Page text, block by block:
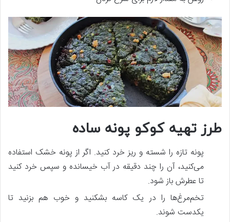
طرز تهیه کوکو پونه ساده
پونه تازه را شسته و ریز خرد کنید. اگر از پونه خشک استفاده
می‌کنید، آن را چند دقیقه در آب خیسانده و سپس خرد کنید
تا عطرش باز شود.
تخم‌مرغ‌ها را در یک کاسه بشکنید و خوب هم بزنید تا
یکدست شوند.